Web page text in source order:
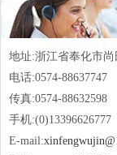
地址:浙江省奉化市尚
电话:0574-88637747
传真:0574-88632598
手机:(0)13396626777
E-mail: